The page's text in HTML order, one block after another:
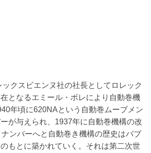
クスビエンヌ社の社長としてロレック
となるエミール・ボレにより自動巻機
年頃に620NAという自動巻ムーブメン
が与えられ、1937年に自動巻機構の改
ンバーへと自動巻き機構の歴史はバブ
もとに築かれていく。それは第二次世